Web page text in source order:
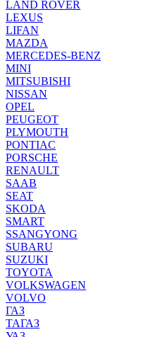
LAND ROVER
LEXUS
LIFAN
MAZDA
MERCEDES-BENZ
MINI
MITSUBISHI
NISSAN
OPEL
PEUGEOT
PLYMOUTH
PONTIAC
PORSCHE
RENAULT
SAAB
SEAT
SKODA
SMART
SSANGYONG
SUBARU
SUZUKI
TOYOTA
VOLKSWAGEN
VOLVO
ГАЗ
ТАГАЗ